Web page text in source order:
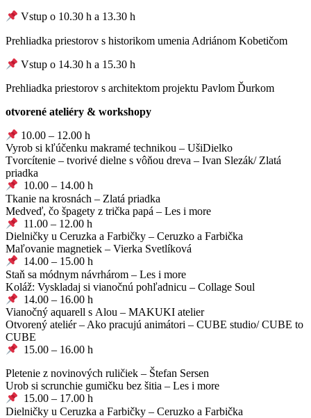
Vstup o 10.30 h a 13.30 h
Prehliadka priestorov s historikom umenia Adriánom Kobetičom
Vstup o 14.30 h a 15.30 h
Prehliadka priestorov s architektom projektu Pavlom Ďurkom
otvorené ateliéry & workshopy
10.00 – 12.00 h
Vyrob si kľúčenku makramé technikou – UšiDielko
Tvorcítenie – tvorivé dielne s vôňou dreva – Ivan Slezák/ Zlatá
priadka
10.00 – 14.00 h
Tkanie na krosnách – Zlatá priadka
Medveď, čo špagety z trička papá – Les i more
11.00 – 12.00 h
Dielničky u Ceruzka a Farbičky – Ceruzko a Farbička
Maľovanie magnetiek – Vierka Svetlíková
14.00 – 15.00 h
Staň sa módnym návrhárom – Les i more
Koláž: Vyskladaj si vianočnú pohľadnicu – Collage Soul
14.00 – 16.00 h
Vianočný aquarell s Alou – MAKUKI atelier
Otvorený ateliér – Ako pracujú animátori – CUBE studio/ CUBE to
CUBE
15.00 – 16.00 h
Pletenie z novinových ruličiek – Štefan Sersen
Urob si scrunchie gumičku bez šitia – Les i more
15.00 – 17.00 h
Dielničky u Ceruzka a Farbičky – Ceruzko a Farbička